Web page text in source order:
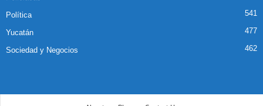
Política 541
Yucatán 477
Sociedad y Negocios 462